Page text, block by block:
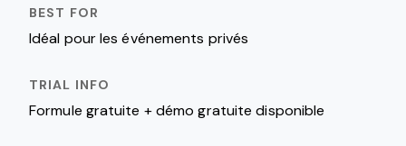
Idéal pour les événements privés
Formule gratuite + démo gratuite disponible